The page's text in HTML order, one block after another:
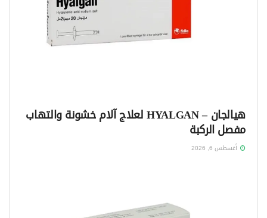
هيالجان – HYALGAN لعلاج آلام خشونة والتهاب
مفصل الركبة
أغسطس 6, 2026